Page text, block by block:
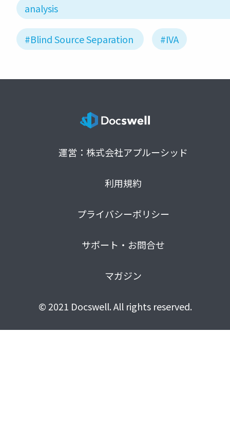
analysis
#Blind Source Separation #IVA
運営：株式会社アプルーシッド
利用規約
プライバシーポリシー
サポート・お問合せ
マガジン
© 2021 Docswell. All rights reserved.